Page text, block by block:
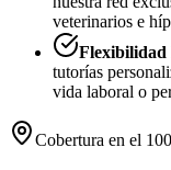
veterinarios e
tutorías
vida laboral o
Cobertura en el